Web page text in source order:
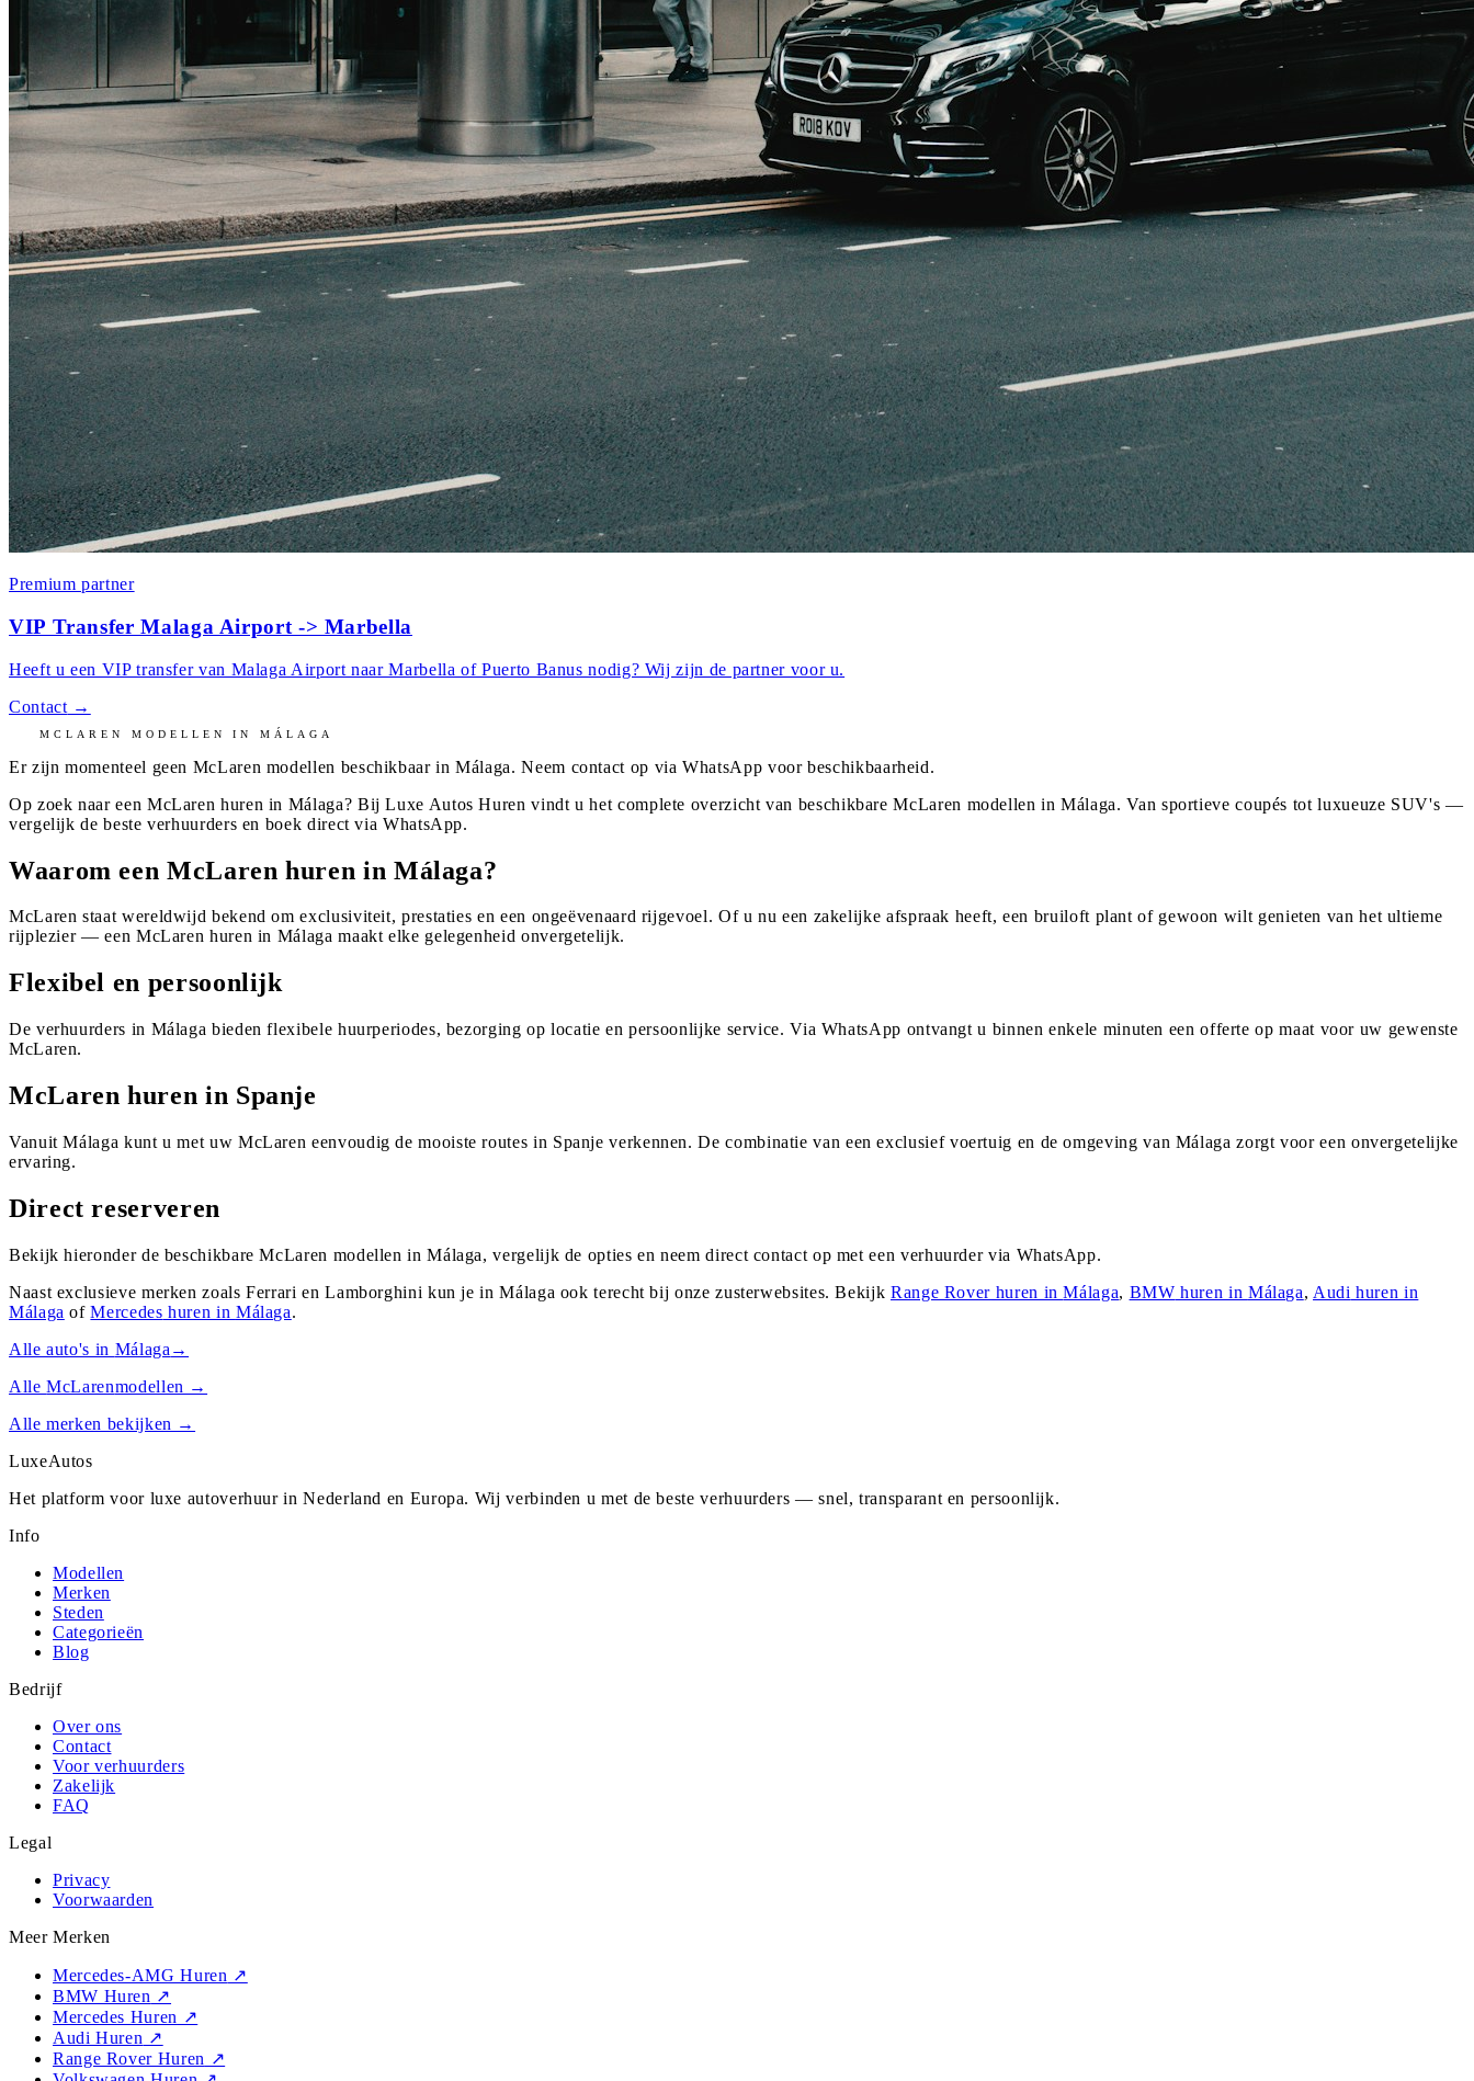
Premium partner
VIP Transfer Malaga Airport -> Marbella
Heeft u een VIP transfer van Malaga Airport naar Marbella of Puerto Banus nodig? Wij zijn de partner voor u.
Contact →
MCLAREN MODELLEN INMÁLAGA
Er zijn momenteel geen McLaren modellen beschikbaar inMálaga. Neem contact op via WhatsApp voor beschikbaarheid.
Op zoek naar een McLaren huren in Málaga? Bij Luxe Autos Huren vindt u het complete overzicht van beschikbare McLaren modellen in Málaga. Van sportieve coupés tot luxueuze SUV's —
vergelijk de beste verhuurders en boek direct via WhatsApp.
Waarom een McLaren huren in Málaga?
McLaren staat wereldwijd bekend om exclusiviteit, prestaties en een ongeëvenaard rijgevoel. Of u nu een zakelijke afspraak heeft, een bruiloft plant of gewoon wilt genieten van het ultieme
rijplezier — een McLaren huren in Málaga maakt elke gelegenheid onvergetelijk.
Flexibel en persoonlijk
De verhuurders in Málaga bieden flexibele huurperiodes, bezorging op locatie en persoonlijke service. Via WhatsApp ontvangt u binnen enkele minuten een offerte op maat voor uw gewenste
McLaren.
McLaren huren in Spanje
Vanuit Málaga kunt u met uw McLaren eenvoudig de mooiste routes in Spanje verkennen. De combinatie van een exclusief voertuig en de omgeving van Málaga zorgt voor een onvergetelijke
ervaring.
Direct reserveren
Bekijk hieronder de beschikbare McLaren modellen in Málaga, vergelijk de opties en neem direct contact op met een verhuurder via WhatsApp.
Naast exclusieve merken zoals Ferrari en Lamborghini kun je in Málaga ook terecht bij onze zusterwebsites. Bekijk Range Rover huren inMálaga, BMW huren in Málaga, Audi huren in
Málaga ofMercedes huren in Málaga.
Alle auto's in Málaga →
AlleMcLarenmodellen →
Alle merken bekijken →
LuxeAutos
Het platform voor luxe autoverhuur in Nederland en Europa. Wij verbinden u met de beste verhuurders — snel, transparant en persoonlijk.
Info
Modellen
Merken
Steden
Categorieën
Blog
Bedrijf
Over ons
Contact
Voor verhuurders
Zakelijk
FAQ
Legal
Privacy
Voorwaarden
Meer Merken
Mercedes-AMG Huren ↗
BMW Huren ↗
Mercedes Huren ↗
Audi Huren ↗
Range Rover Huren ↗